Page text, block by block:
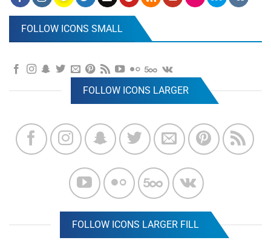
FOLLOW ICONS SMALL
FOLLOW ICONS LARGER
FOLLOW ICONS LARGER FILL